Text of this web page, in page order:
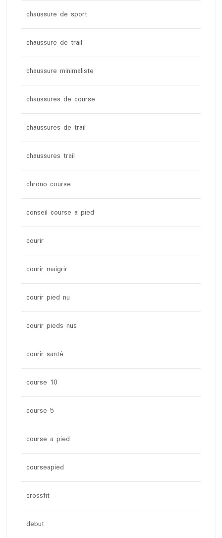
chaussure de sport
chaussure de trail
chaussure minimaliste
chaussures de course
chaussures de trail
chaussures trail
chrono course
conseil course a pied
courir
courir maigrir
courir pied nu
courir pieds nus
courir santé
course 10
course 5
course a pied
courseapied
crossfit
debut